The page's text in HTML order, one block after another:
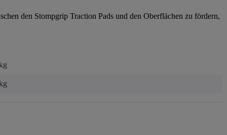
den Stompgrip Traction Pads und den Oberflächen zu fördern,